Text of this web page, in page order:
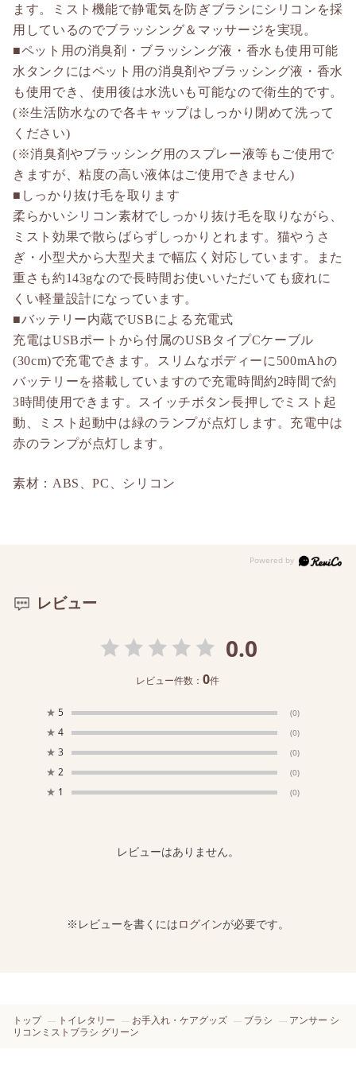
ます。ミスト機能で静電気を防ぎブラシにシリコンを採
用しているのでブラッシング＆マッサージを実現。
■ペット用の消臭剤・ブラッシング液・香水も使用可能
水タンクにはペット用の消臭剤やブラッシング液・香水
も使用でき、使用後は水洗いも可能なので衛生的です。
(※生活防水なので各キャップはしっかり閉めて洗って
ください)
(※消臭剤やブラッシング用のスプレー液等もご使用で
きますが、粘度の高い液体はご使用できません)
■しっかり抜け毛を取ります
柔らかいシリコン素材でしっかり抜け毛を取りながら、
ミスト効果で散らばらずしっかりとれます。猫やうさ
ぎ・小型犬から大型犬まで幅広く対応しています。また
重さも約143gなので長時間お使いいただいても疲れに
くい軽量設計になっています。
■バッテリー内蔵でUSBによる充電式
充電はUSBポートから付属のUSBタイプCケーブル
(30cm)で充電できます。スリムなボディーに500mAhの
バッテリーを搭載していますので充電時間約2時間で約
3時間使用できます。スイッチボタン長押しでミスト起
動、ミスト起動中は緑のランプが点灯します。充電中は
赤のランプが点灯します。
素材：ABS、PC、シリコン
レビュー
0.0
レビュー件数：0件
★ 5 (0)
★ 4 (0)
★ 3 (0)
★ 2 (0)
★ 1 (0)
レビューはありません。
※レビューを書くにはログインが必要です。
トップ トイレタリー お手入れ・ケアグッズ ブラシ
アンサー シ
リコンミストブラシ グリーン